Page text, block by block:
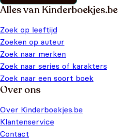
Alles van Kinderboekjes.be
Zoek op leeftijd
Zoeken op auteur
Zoek naar merken
Zoek naar series of karakters
Zoek naar een soort boek
Over ons
Over Kinderboekjes.be
Klantenservice
Contact